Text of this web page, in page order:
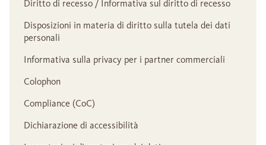
Diritto di recesso / Informativa sul diritto di recesso
Disposizioni in materia di diritto sulla tutela dei dati
personali
Informativa sulla privacy per i partner commerciali
Colophon
Compliance (CoC)
Dichiarazione di accessibilità